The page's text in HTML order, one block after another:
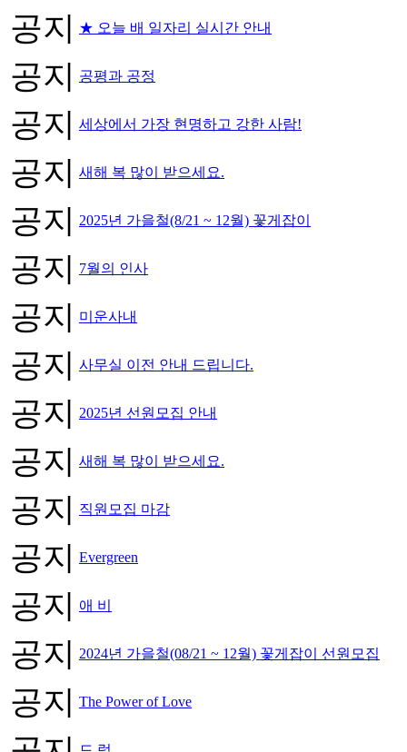
공지 ★ 오늘 배 일자리 실시간 안내
공지 공평과 공정
공지 세상에서 가장 현명하고 강한 사람!
공지 새해 복 많이 받으세요.
공지 2025년 가을철(8/21 ~ 12월) 꽃게잡이
공지 7월의 인사
공지 미운사내
공지 사무실 이전 안내 드립니다.
공지 2025년 선원모집 안내
공지 새해 복 많이 받으세요.
공지 직원모집 마감
공지 Evergreen
공지 애 비
공지 2024년 가을철(08/21 ~ 12월) 꽃게잡이 선원모집
공지 The Power of Love